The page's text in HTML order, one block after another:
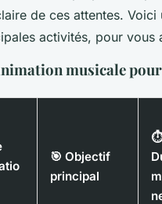
de ces attentes.
activités, pour vous
musicale
🎯 Objectif
principal
⏱️